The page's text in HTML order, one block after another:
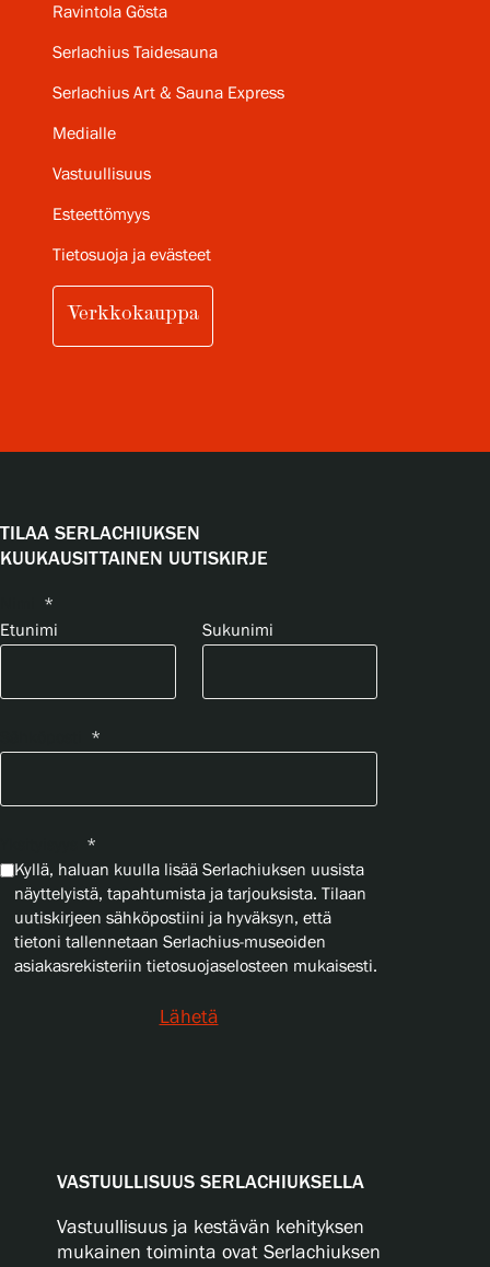
Ravintola Gösta
Serlachius Taidesauna
Serlachius Art & Sauna Express
Medialle
Vastuullisuus
Esteettömyys
Tietosuoja ja evästeet
Verkkokauppa
TILAA SERLACHIUKSEN
KUUKAUSITTAINEN UUTISKIRJE
*
Etunimi
Sukunimi
*
*
Kyllä, haluan kuulla lisää Serlachiuksen uusista
näyttelyistä, tapahtumista ja tarjouksista. Tilaan
uutiskirjeen sähköpostiini ja hyväksyn, että
tietoni tallennetaan Serlachius-museoiden
asiakasrekisteriin tietosuojaselosteen mukaisesti.
Lähetä
VASTUULLISUUS SERLACHIUKSELLA
Vastuullisuus ja kestävän kehityksen
mukainen toiminta ovat Serlachiuksen